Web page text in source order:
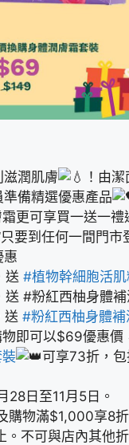
潤肌膚 ！由
備精選優惠產品
更可享買一送一
只要到任何一間門
惠
送 #植物幹細胞活
#粉紅西柚身體
送 #粉紅西柚身體補
物即可以$69優惠
可享73折，
28日至11月5日。
購物滿$1,000享8
。不可與店內其他